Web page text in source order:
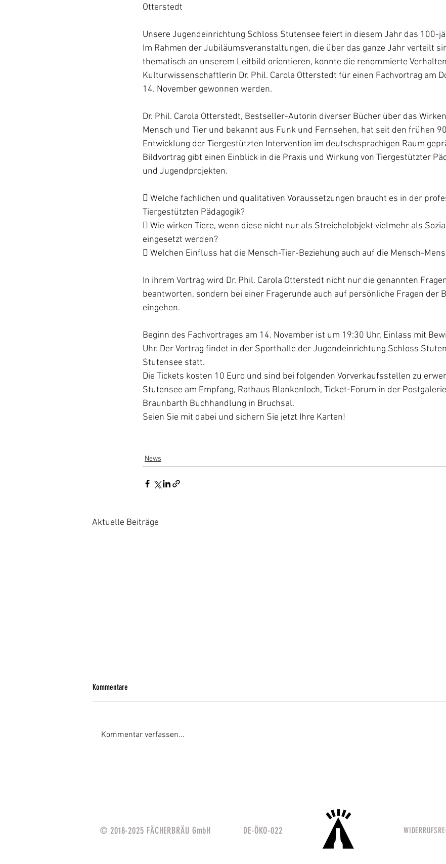
Otterstedt
Unsere Jugendeinrichtung Schloss Stutensee feiert in diesem Jahr das 100-
Im Rahmen der Jubiläumsveranstaltungen, die über das ganze Jahr verteilt
thematisch an unserem Leitbild orientieren, konnte die renommierte
Kulturwissenschaftlerin Dr. Phil. Carola Otterstedt für einen Fachvortrag am
14. November gewonnen werden.
Dr. Phil. Carola Otterstedt, Bestseller-Autorin diverser Bücher über das
Mensch und Tier und bekannt aus Funk und Fernsehen, hat seit den frühen
Entwicklung der Tiergestützten Intervention im deutschsprachigen Raum
Bildvortrag gibt einen Einblick in die Praxis und Wirkung von Tiergestützter
und Jugendprojekten.
 Welche fachlichen und qualitativen Voraussetzungen braucht es in der
Tiergestützten Pädagogik?
 Wie wirken Tiere, wenn diese nicht nur als Streichelobjekt vielmehr als
eingesetzt werden?
 Welchen Einfluss hat die Mensch-Tier-Beziehung auch auf die Mensch-
In ihrem Vortrag wird Dr. Phil. Carola Otterstedt nicht nur die genannten
beantworten, sondern bei einer Fragerunde auch auf persönliche Fragen der
eingehen.
Beginn des Fachvortrages am 14. November ist um 19:30 Uhr, Einlass mit
Uhr. Der Vortrag findet in der Sporthalle der Jugendeinrichtung Schloss
Stutensee statt.
Die Tickets kosten 10 Euro und sind bei folgenden Vorverkaufsstellen zu
Stutensee am Empfang, Rathaus Blankenloch, Ticket-Forum in der
Braunbarth Buchhandlung in Bruchsal.
Seien Sie mit dabei und sichern Sie jetzt Ihre Karten!
News
Aktuelle Beiträge
Kommentare
Kommentar verfassen...
© 2018-2025 FÄCHERBRÄU GmbH DE-ÖKO-022